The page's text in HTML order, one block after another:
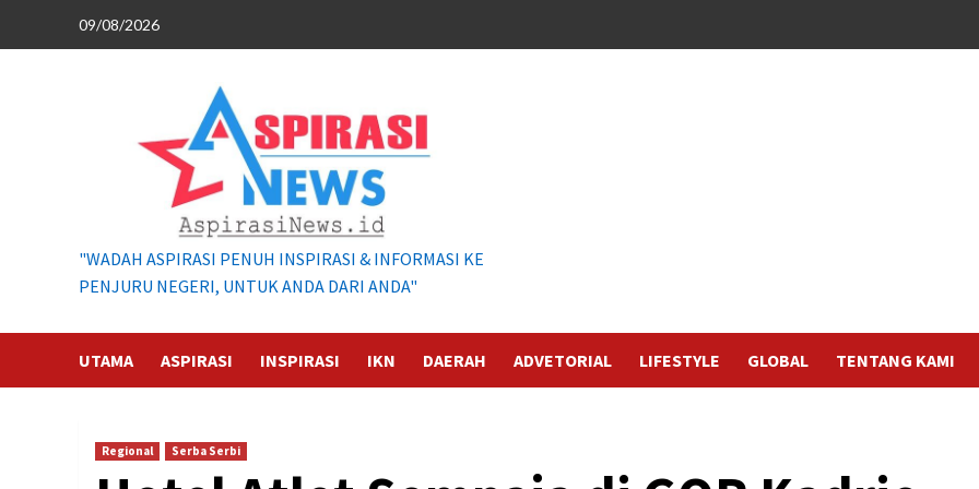
09/08/2026
"WADAH ASPIRASI PENUH INSPIRASI & INFORMASI KE
PENJURU NEGERI, UNTUK ANDA DARI ANDA"
UTAMA ASPIRASI INSPIRASI IKN DAERAH ADVETORIAL LIFESTYLE GLOBAL TENTANG KAMI
Regional Serba Serbi